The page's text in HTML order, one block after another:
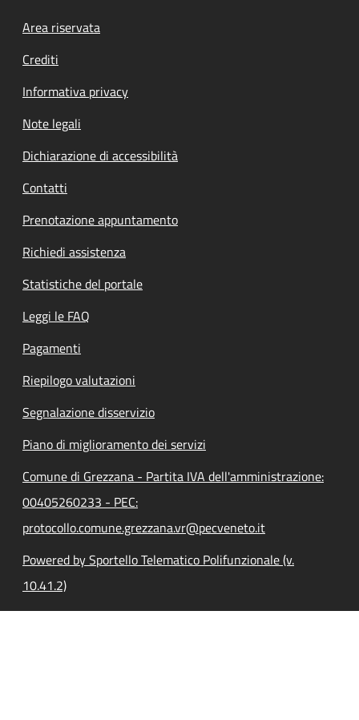
Footer menu
Area riservata
Crediti
Informativa privacy
Note legali
Dichiarazione di accessibilità
Contatti
Prenotazione appuntamento
Richiedi assistenza
Statistiche del portale
Leggi le FAQ
Pagamenti
Riepilogo valutazioni
Segnalazione disservizio
Piano di miglioramento dei servizi
Comune di Grezzana - Partita IVA dell'amministrazione:
00405260233 - PEC:
protocollo.comune.grezzana.vr@pecveneto.it
Powered by Sportello Telematico Polifunzionale (v.
10.41.2)